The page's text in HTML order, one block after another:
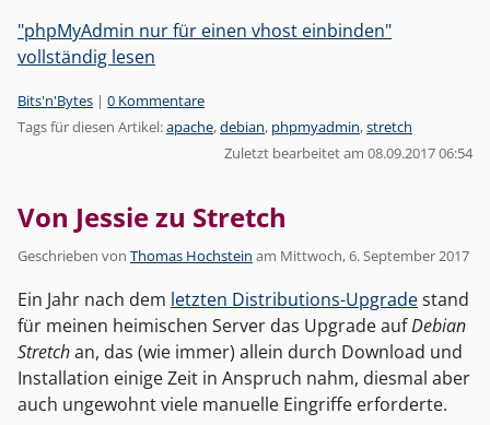
"phpMyAdmin nur für einen vhost einbinden"
vollständig lesen
Kategorien:
Bits'n'Bytes | 0 Kommentare
Tags für diesen Artikel:apache,debian, phpmyadmin,stretch
Zuletzt bearbeitet am 08.09.2017 06:54
Von Jessie zu Stretch
Geschrieben von Thomas Hochstein am Mittwoch, 6. September 2017
Ein Jahr nach dem letzten Distributions-Upgradestand
für meinen heimischen Server das Upgrade aufDebian
Stretchan, das (wie immer) allein durch Download und
Installation einige Zeit in Anspruch nahm, diesmal aber
auch ungewohnt viele manuelle Eingriffe erforderte.